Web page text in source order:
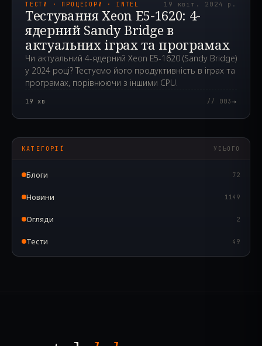
ТЕСТИ · ПРОЦЕСОРИ · INTEL 19 квіт. 2024 р.
Тестування Xeon E5-1620: 4-
ядерний Sandy Bridge в
актуальних іграх та програмах
Чи актуальний 4-ядерний Xeon E5-1620 (Sandy Bridge)
у 2024 році? Тестуємо його продуктивність в іграх та
програмах, порівнюючи з іншими CPU.
19 хв // 003→
КАТЕГОРІЇ УСЬОГО
Блоги 72
Новини 1149
Огляди 2
Тести 49